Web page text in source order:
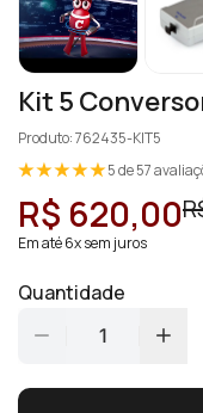
Kit 5
Produto: 762435-KIT5
5 de 57
R$ 620,00
Em até 6x sem juros
Quantidade
1